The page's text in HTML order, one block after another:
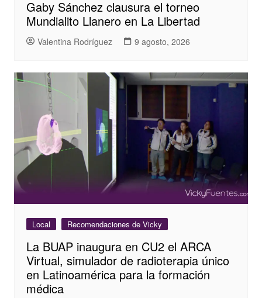
Gaby Sánchez clausura el torneo
Mundialito Llanero en La Libertad
Valentina Rodríguez 9 agosto, 2026
Local Recomendaciones de Vicky
La BUAP inaugura en CU2 el ARCA
Virtual, simulador de radioterapia único
en Latinoamérica para la formación
médica